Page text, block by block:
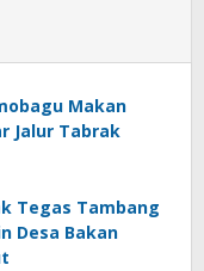
Makan
Jalur Tabrak
Tegas Tambang
Desa Bakan